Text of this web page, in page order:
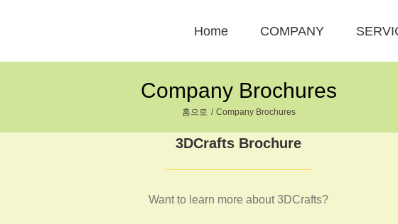
Home COMPANY
Company Brochures
홈으로 Company Brochures
3DCrafts Brochure
Want to learn more about 3DCrafts?